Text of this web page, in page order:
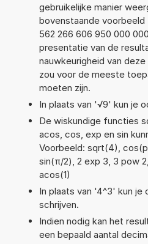
gebruikelijke manier
bovenstaande voorbeeld
562 266 606 950 000
presentatie van de
nauwkeurigheid van
zou voor de meeste
moeten zijn.
In plaats van '√9' kun je
De wiskundige functies
acos, cos, exp en sin
Voorbeeld: sqrt(4),
sin(π/2), 2 exp 3, 3 pow
acos(1)
In plaats van '4^3' kun
schrijven.
Indien nodig kan het
een bepaald aantal